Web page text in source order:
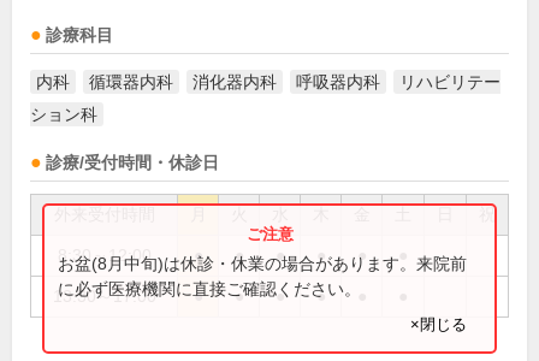
診療科目
内科 循環器内科 消化器内科 呼吸器内科
リハビリテー
ション科
診療/受付時間・休診日
祝
8:30～12:00 ● ● ● ● ●
13:30～17:00 ● ● ● ●
お盆(8月中旬)は休診・休業の場合があります。来院前
に必ず医療機関に直接ご確認ください。
×閉じる